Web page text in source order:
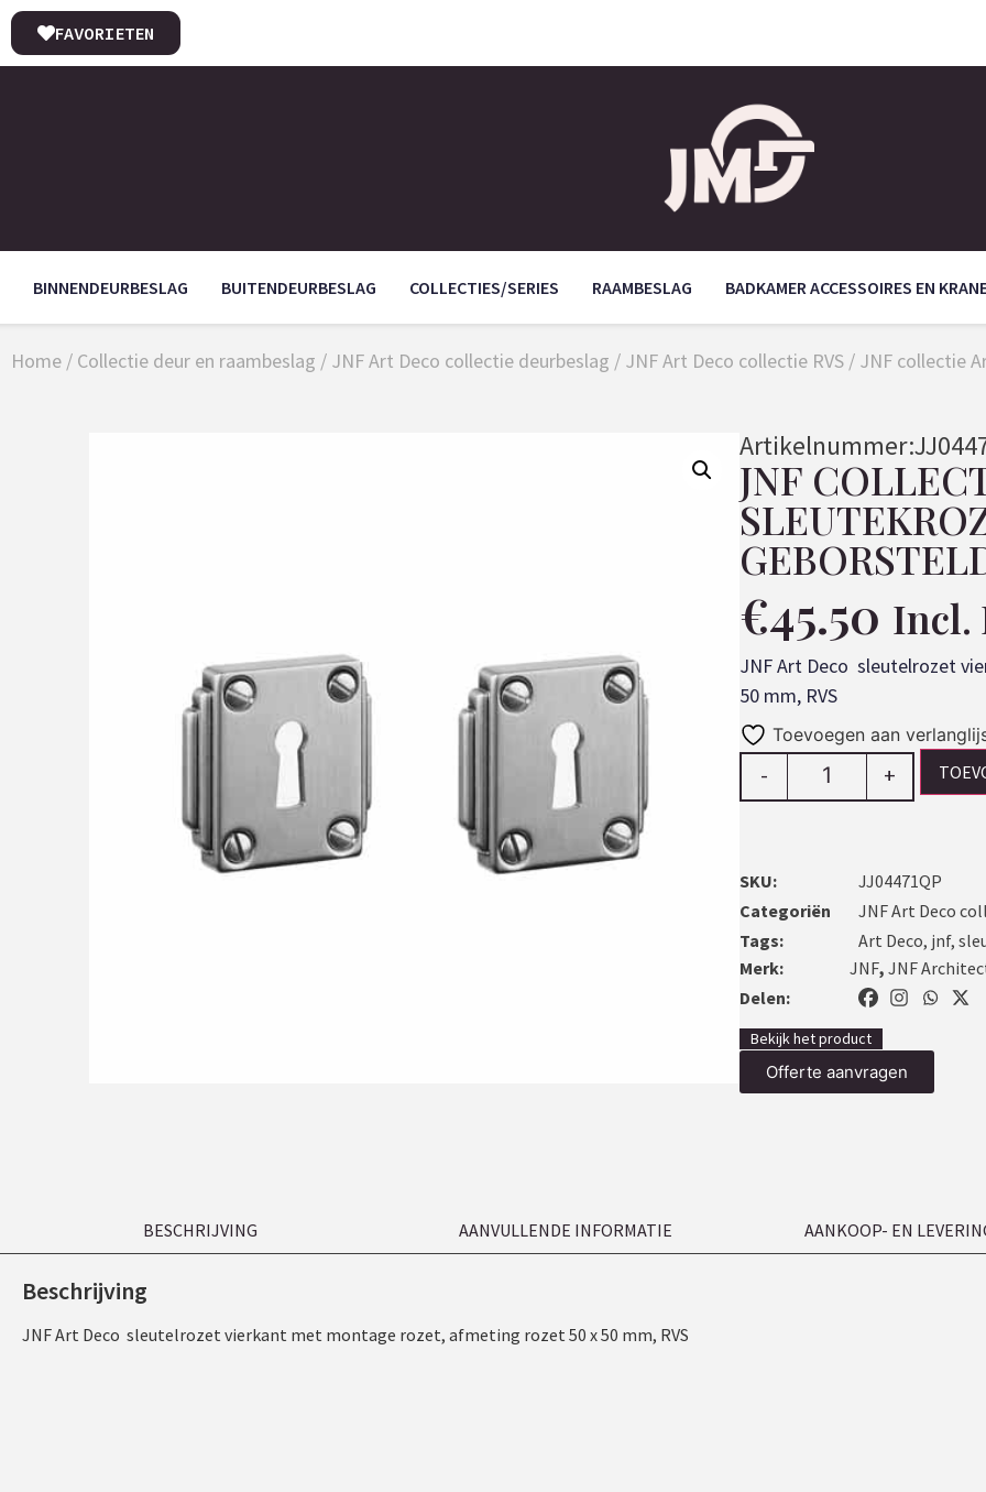
FAVORIETEN
BINNENDEURBESLAG BUITENDEURBESLAG COLLECTIES/SERIES RAAMBESLAG BADKAMER ACCESSOIRES EN
Home / Collectie deur en raambeslag / JNF Art Deco collectie deurbeslag / JNF Art Deco collectie RVS / JNF collectie
Artikelnummer:
JNF
€45.50 Incl.
JNF Art Deco sleutelrozet
50 mm, RVS
Toevoegen aan
- +
SKU:
JJ04471QP
Categoriën
JNF Art Deco
Tags:
Art Deco, jnf,
Merk:
JNF, JNF
Delen:
Bekijk het product
Offerte aanvragen
BESCHRIJVING AANVULLENDE INFORMATIE AANKOOP- EN
Beschrijving
JNF Art Deco sleutelrozet vierkant met montage rozet, afmeting rozet 50 x 50 mm, RVS